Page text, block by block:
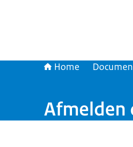
Home
Afmelden